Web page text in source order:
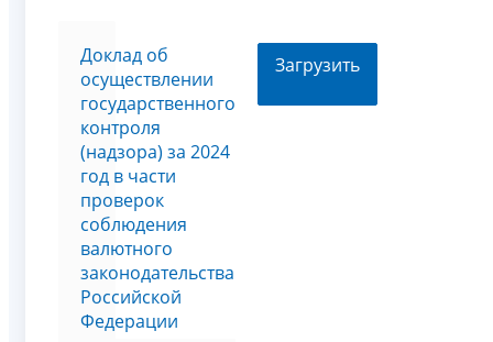
Доклад об
осуществлении
государственного
контроля
(надзора) за 2024
год в части
проверок
соблюдения
валютного
законодательства
Российской
Федерации
Загрузить